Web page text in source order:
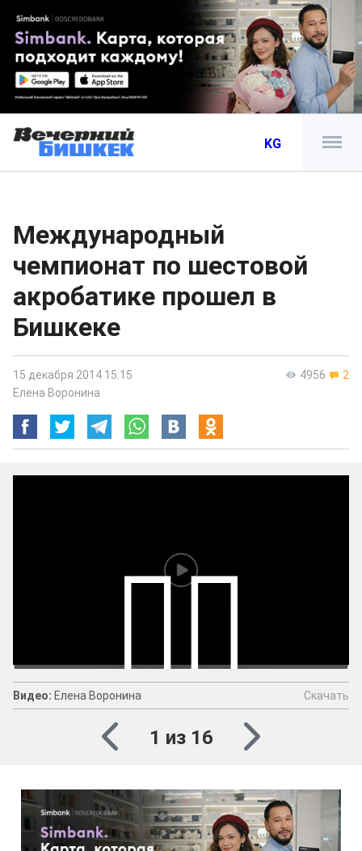
KG
Международный
чемпионат по шестовой
акробатике прошел в
Бишкеке
4956 2
15 декабря 2014 15:15
Елена Воронина
Видео:
Видео: Елена Воронина Скачать
1 из 16